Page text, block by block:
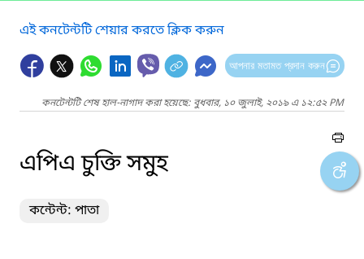
এই কনটেন্টটি শেয়ার করতে ক্লিক করুন
আপনার মতামত প্রদান করুন
কনটেন্টটি শেষ হাল-নাগাদ করা হয়েছে: বুধবার, ১০ জুলাই, ২০১৯ এ ১২:৫২ PM
এপিএ চুক্তি সমুহ
কন্টেন্ট: পাতা